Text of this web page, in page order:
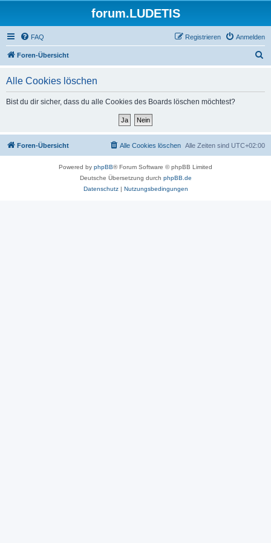
forum.LUDETIS
FAQ Anmelden
Registrieren
Foren-Übersicht
Alle Cookies löschen
Bist du dir sicher, dass du alle Cookies des Boards löschen möchtest?
Foren-Übersicht Alle Zeiten sind UTC+02:00
Alle Cookies löschen
Powered by phpBB® Forum Software © phpBB Limited
Deutsche Übersetzung durch phpBB.de
Datenschutz| Nutzungsbedingungen